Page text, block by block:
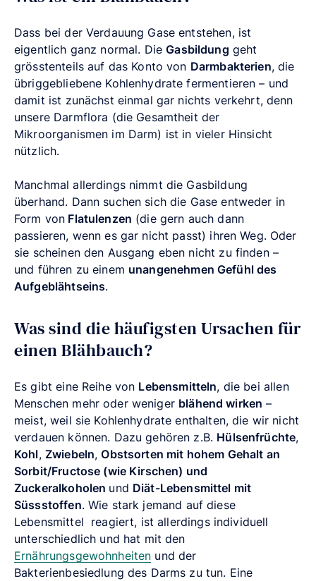
Dass bei der Verdauung Gase entstehen, ist
eigentlich ganz normal. DieGasbildung geht
grösstenteils auf das Konto von Darmbakterien, die
übriggebliebene Kohlenhydrate fermentieren – und
damit ist zunächst einmal gar nichts verkehrt, denn
unsere Darmflora (die Gesamtheit der
Mikroorganismen im Darm) ist in vieler Hinsicht
nützlich.
Manchmal allerdings nimmt die Gasbildung
überhand. Dann suchen sich die Gase entweder in
Form von Flatulenzen (die gern auch dann
passieren, wenn es gar nicht passt) ihren Weg. Oder
sie scheinen den Ausgang eben nicht zu finden –
und führen zu einem unangenehmen Gefühl des
Aufgeblähtseins.
Was sind die häufigsten Ursachen für
einen Blähbauch?
Es gibt eine Reihe von Lebensmitteln, die bei allen
Menschen mehr oder weniger blähend wirken –
meist, weil sie Kohlenhydrate enthalten, die wir nicht
verdauen können. Dazu gehören z.B. Hülsenfrüchte,
Kohl, Zwiebeln,Obstsorten mit hohem Gehalt an
Sorbit/Fructose (wie Kirschen) und
Zuckeralkoholen und Diät-Lebensmittel mit
Süssstoffen. Wie stark jemand auf diese
Lebensmittel reagiert, ist allerdings individuell
unterschiedlich und hat mit den
Ernährungsgewohnheiten und der
Bakterienbesiedlung des Darms zu tun. Eine